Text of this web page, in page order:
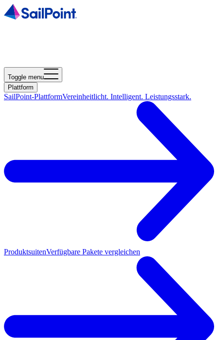
Toggle menu
Plattform
SailPoint-PlattformVereinheitlicht. Intelligent. Leistungsstark.
ProduktsuitenVerfügbare Pakete vergleichen